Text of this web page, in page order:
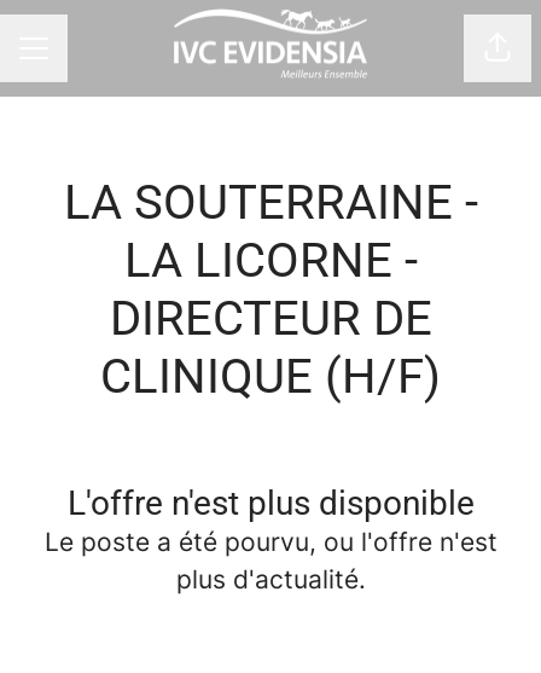
LA SOUTERRAINE -
LA LICORNE -
DIRECTEUR DE
CLINIQUE (H/F)
L'offre n'est plus disponible
Le poste a été pourvu, ou l'offre n'est
plus d'actualité.